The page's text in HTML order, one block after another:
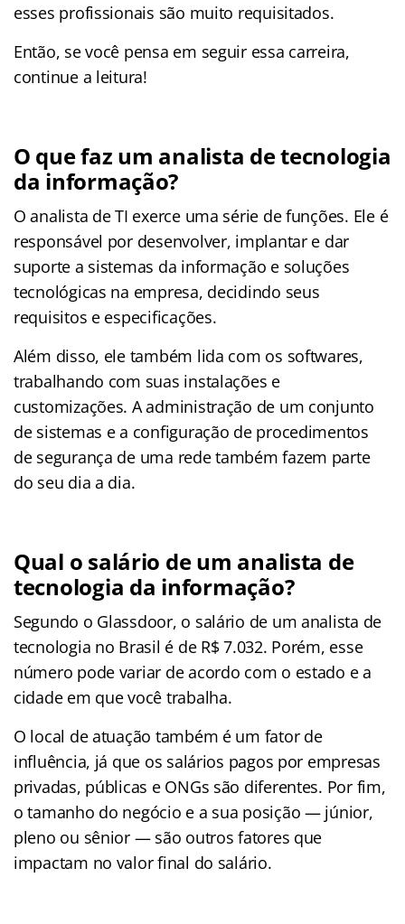
esses profissionais são muito requisitados.
Então, se você pensa em seguir essa carreira,
continue a leitura!
O que faz um analista de tecnologia
da informação?
O analista de TI exerce uma série de funções. Ele é
responsável por desenvolver, implantar e dar
suporte a sistemas da informação e soluções
tecnológicas na empresa, decidindo seus
requisitos e especificações.
Além disso, ele também lida com os softwares,
trabalhando com suas instalações e
customizações. A administração de um conjunto
de sistemas e a configuração de procedimentos
de segurança de uma rede também fazem parte
do seu dia a dia.
Qual o salário de um analista de
tecnologia da informação?
Segundo o Glassdoor, o salário de um analista de
tecnologia no Brasil é de R$ 7.032. Porém, esse
número pode variar de acordo com o estado e a
cidade em que você trabalha.
O local de atuação também é um fator de
influência, já que os salários pagos por empresas
privadas, públicas e ONGs são diferentes. Por fim,
o tamanho do negócio e a sua posição — júnior,
pleno ou sênior — são outros fatores que
impactam no valor final do salário.